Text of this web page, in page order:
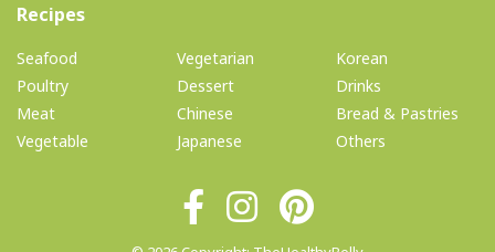
Recipes(current)
Seafood
Poultry
Meat
Vegetable
Vegetarian
Dessert
Chinese
Japanese
Korean
Drinks
Bread & Pastries
Others